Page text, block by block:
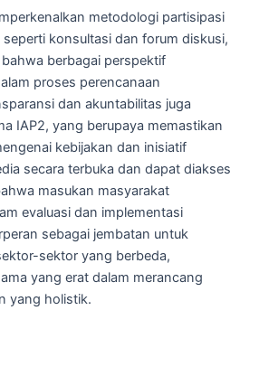
metodologi partisipasi
konsultasi dan forum diskusi,
berbagai perspektif
proses perencanaan
dan akuntabilitas juga
IAP2, yang berupaya memastikan
kebijakan dan inisiatif
secara terbuka dan dapat diakses
masukan masyarakat
evaluasi dan implementasi
sebagai jembatan untuk
sektor yang berbeda,
yang erat dalam merancang
yang holistik.